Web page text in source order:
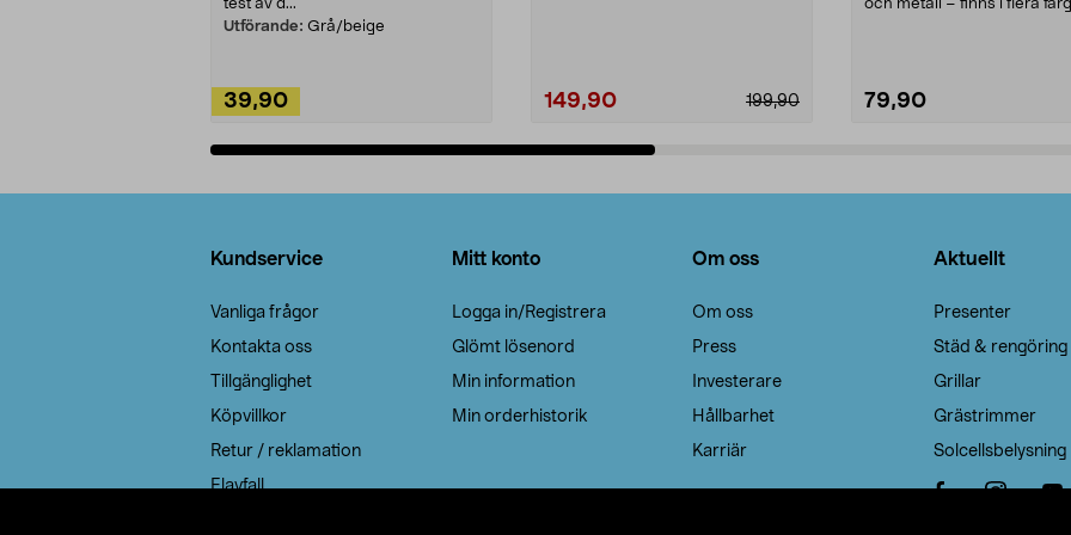
test av d...
Utförande: Grå/beige
39,90 199,90
149,90
och metall – finns i flera
79,90
Kundservice
Vanliga frågor
Kontakta oss
Tillgänglighet
Köpvillkor
Retur / reklamation
Elavfall
Mitt konto
Logga in/Registrera
Glömt lösenord
Min information
Min orderhistorik
Om oss
Om oss
Press
Investerare
Hållbarhet
Karriär
Aktuellt
Presenter
Städ & rengöring
Grillar
Grästrimmer
Solcellsbelysning